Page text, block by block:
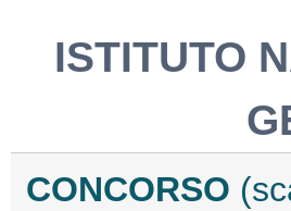
ISTITUTO
CONCORSO